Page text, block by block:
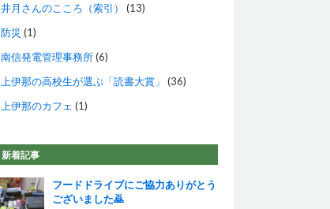
井月さんのこころ（索引）
(13)
防災 (1)
南信発電管理事務所(6)
上伊那の高校生が選ぶ「読書大賞」
(36)
上伊那のカフェ (1)
新着記事
フードドライブにご協力ありがとう
ございました🙇